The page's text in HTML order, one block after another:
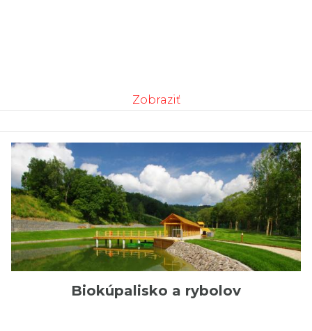
Zobraziť
Biokúpalisko a rybolov